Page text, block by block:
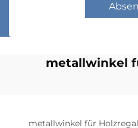
metallwinkel
metallwinkel für